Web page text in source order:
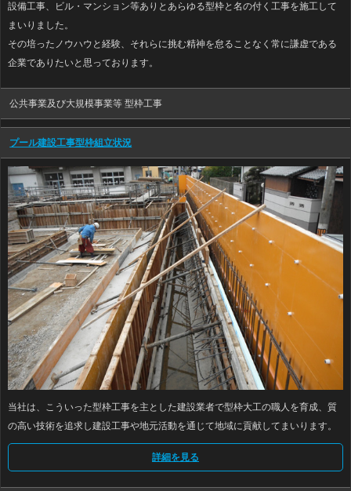
設備工事、ビル・マンション等ありとあらゆる型枠と名の付く工事を施工して
まいりました。
その培ったノウハウと経験、それらに挑む精神を怠ることなく常に謙虚である
企業でありたいと思っております。
公共事業及び大規模事業等 型枠工事
プール建設工事型枠組立状況
当社は、こういった型枠工事を主とした建設業者で型枠大工の職人を育成、質
の高い技術を追求し建設工事や地元活動を通じて地域に貢献してまいります。
詳細を見る